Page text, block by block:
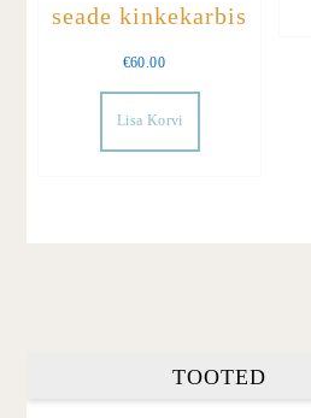
seade kinkekarbis
€60.00
Lisa Korvi
TOOTED